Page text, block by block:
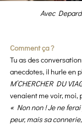
Avec
Comment ça ?
Tu as des
anecdotes, il hurle en
M’CHERCHER DU
venaient me voir, moi,
« Non non ! Je ne
peur, mais sa